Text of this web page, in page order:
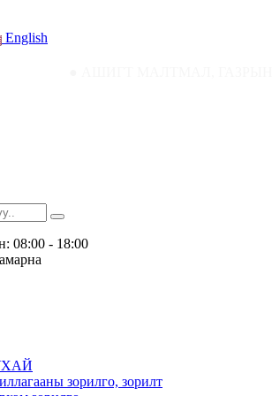
English
08:00 - 18:00
зорилго, зорилт